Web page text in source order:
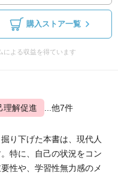
購入ストア一覧
による収益を得ています
理解促進 ...他7件
り下げた本書は、現代人
特に、自己の状況をコン
性や、学習性無力感のメ